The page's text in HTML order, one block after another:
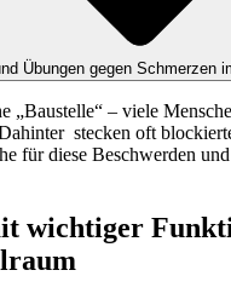
Übungen gegen Schmerzen
„Baustelle“ – viele
stecken oft
für diese Beschwerden
wichtiger